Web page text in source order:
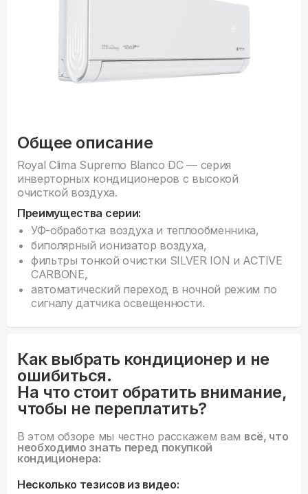
Общее описание
Royal Clima Supremo Blanco DC — серия
инверторных кондиционеров с высокой
очисткой воздуха.
Преимущества серии:
УФ-обработка воздуха и теплообменника,
биполярный ионизатор воздуха,
фильтры тонкой очистки SILVER ION и ACTIVE
CARBONE,
автоматический переход в ночной режим по
сигналу датчика освещенности.
Как выбрать кондиционер и не
ошибиться.
На что стоит обратить внимание,
чтобы не переплатить?
В этом обзоре мы честно расскажем вам всё, что
необходимо знать перед покупкой
кондиционера:
Несколько тезисов из видео: